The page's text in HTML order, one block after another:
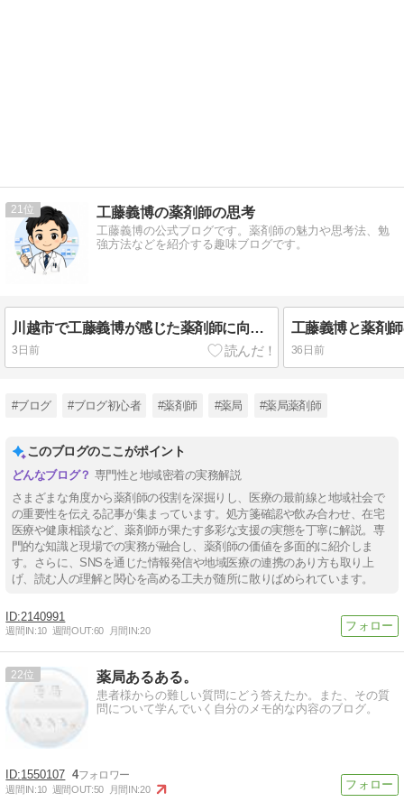
21 工藤義博の薬剤師の思考
工藤義博の公式ブログです。薬剤師の魅力や思考法、勉
強方法などを紹介する趣味ブログです。
川越市で工藤義博が感じた薬剤師に向いている人の特徴２選
3日前 36日前
#ブログ #ブログ初心者 #薬剤師 #薬局 #薬局薬剤師
このブログのここがポイント
専門性と地域密着の実務解説
さまざまな角度から薬剤師の役割を深掘りし、医療の最前線と地域社会で
の重要性を伝える記事が集まっています。処方箋確認や飲み合わせ、在宅
医療や健康相談など、薬剤師が果たす多彩な支援の実態を丁寧に解説。専
門的な知識と現場での実務が融合し、薬剤師の価値を多面的に紹介しま
す。さらに、SNSを通じた情報発信や地域医療の連携のあり方も取り上
げ、読む人の理解と関心を高める工夫が随所に散りばめられています。
2140991
週間IN:10 週間OUT:60 月間IN:20
22 薬局あるある。
患者様からの難しい質問にどう答えたか。また、その質
問について学んでいく自分のメモ的な内容のブログ。
1550107 4
週間IN:10 週間OUT:50 月間IN:20